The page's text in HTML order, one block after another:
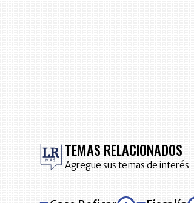
TEMAS RELACIONADOS
Agregue sus temas de interés